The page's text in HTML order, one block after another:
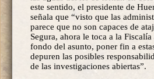
este sentido, el presidente de
señala que “visto que las
parece que no son capaces de
Segura, ahora le toca a la
fondo del asunto, poner fin a
depuren las posibles
de las investigaciones abiertas”.